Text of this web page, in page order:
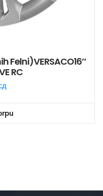
Felni)VERSACO16″
RC